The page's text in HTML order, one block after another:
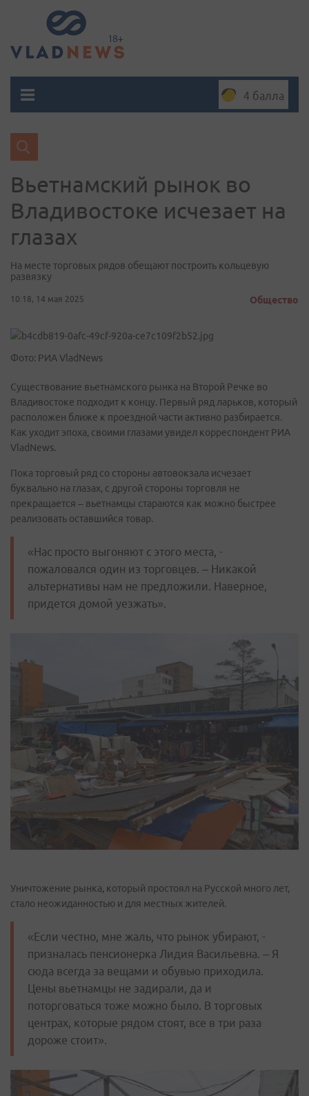
4 балла
Вьетнамский рынок во
Владивостоке исчезает на
глазах
На месте торговых рядов обещают построить кольцевую
развязку
10:18, 14 мая 2025 Общество
Фото: РИА VladNews
Существование вьетнамского рынка на Второй Речке во
Владивостоке подходит к концу. Первый ряд ларьков, который
расположен ближе к проездной части активно разбирается.
Как уходит эпоха, своими глазами увидел корреспондент РИА
VladNews.
Пока торговый ряд со стороны автовокзала исчезает
буквально на глазах, с другой стороны торговля не
прекращается – вьетнамцы стараются как можно быстрее
реализовать оставшийся товар.
«Нас просто выгоняют с этого места, -
пожаловался один из торговцев. – Никакой
альтернативы нам не предложили. Наверное,
придется домой уезжать».
Уничтожение рынка, который простоял на Русской много лет,
стало неожиданностью и для местных жителей.
«Если честно, мне жаль, что рынок убирают, -
призналась пенсионерка Лидия Васильевна. – Я
сюда всегда за вещами и обувью приходила.
Цены вьетнамцы не задирали, да и
поторговаться тоже можно было. В торговых
центрах, которые рядом стоят, все в три раза
дороже стоит».